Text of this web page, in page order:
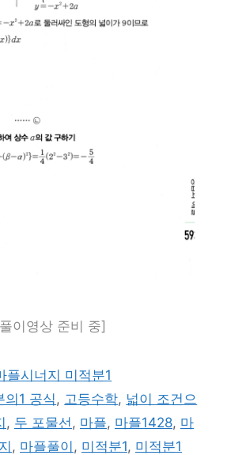
이영상 준비 중]
플시너지 미적분1
의1 공식, 고등수학, 넓이 조건으
, 두 포물선 , 마플, 마플1428, 마
, 마플풀이 , 미적분1, 미적분1